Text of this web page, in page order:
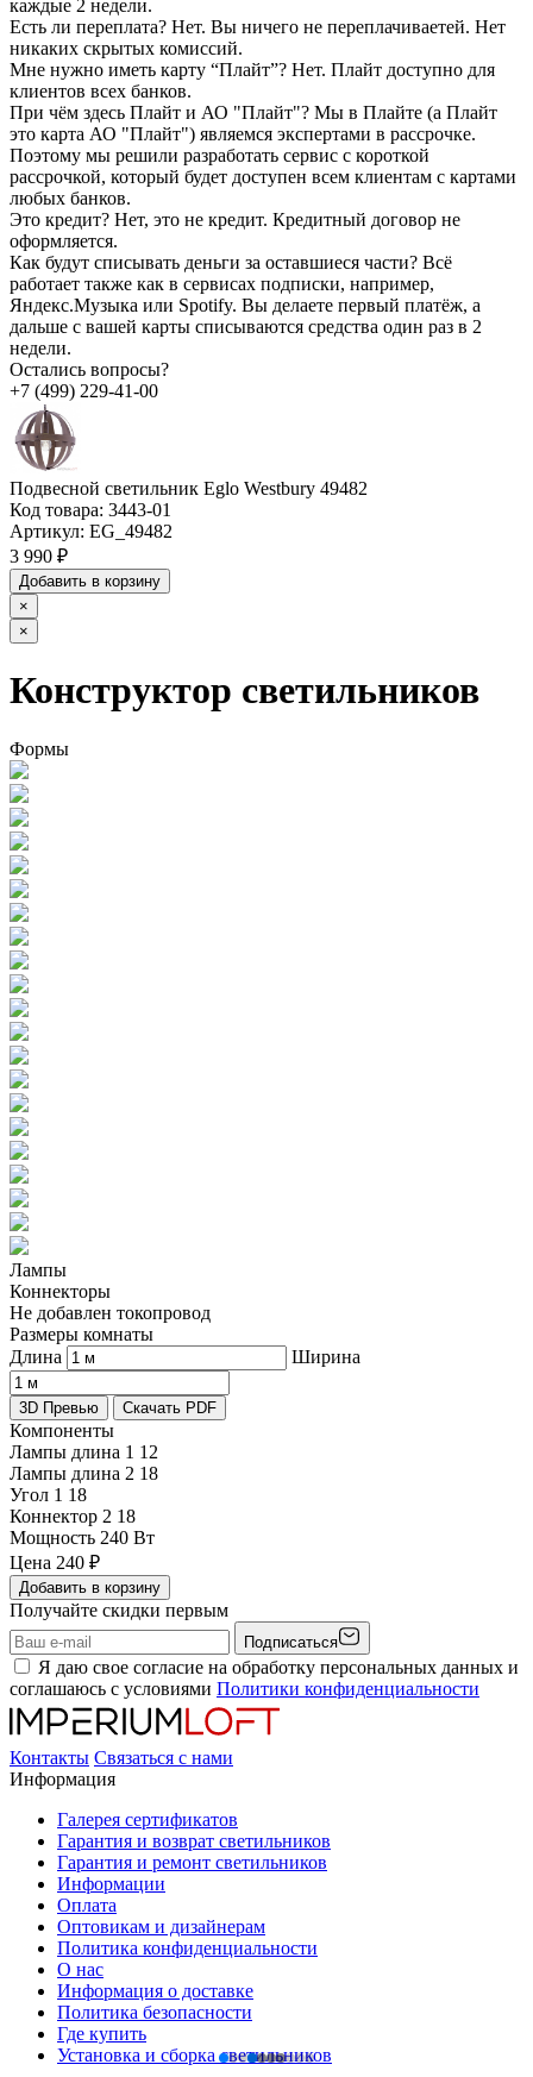
каждые 2 недели.
Есть ли переплата? Нет. Вы ничего не переплачиваетей. Нет
никаких скрытых комиссий.
Мне нужно иметь карту “Плайт”? Нет. Плайт доступно для
клиентов всех банков.
При чём здесь Плайт и АО "Плайт"? Мы в Плайте (а Плайт
это карта АО "Плайт") являемся экспертами в рассрочке.
Поэтому мы решили разработать сервис с короткой
рассрочкой, который будет доступен всем клиентам с картами
любых банков.
Это кредит? Нет, это не кредит. Кредитный договор не
оформляется.
Как будут списывать деньги за оставшиеся части? Всё
работает также как в сервисах подписки, например,
Яндекс.Музыка или Spotify. Вы делаете первый платёж, а
дальше с вашей карты списываются средства один раз в 2
недели.
Остались вопросы?
+7 (499) 229-41-00
Подвесной светильник Eglo Westbury 49482
Код товара: 3443-01
Артикул: EG_49482
3 990 ₽
Добавить в корзину
×
×
Конструктор светильников
Формы
Лампы
Коннекторы
Не добавлен токопровод
Размеры комнаты
Длина
Ширина
3D Превью Скачать PDF
Компоненты
Лампы длина 1 12
Лампы длина 2 18
Угол 1 18
Коннектор 2 18
Мощность 240 Вт
Цена 240 ₽
Добавить в корзину
Получайте скидки первым
Подписаться
Я даю свое согласие на обработку персональных данных и
соглашаюсь с условиями Политики конфиденциальности
Контакты Связаться с нами
Информация
Галерея сертификатов
Гарантия и возврат светильников
Гарантия и ремонт светильников
Информации
Оплата
Оптовикам и дизайнерам
Политика конфиденциальности
О нас
Информация о доставке
Политика безопасности
Где купить
Установка и сборка светильников